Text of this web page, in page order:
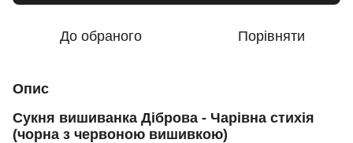
До обраного Порівняти
Опис
Сукня вишиванка Діброва - Чарівна стихія
(чорна з червоною вишивкою)